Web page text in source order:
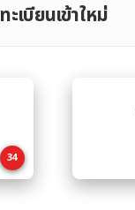
ทะเบียนเข้าใหม่
34